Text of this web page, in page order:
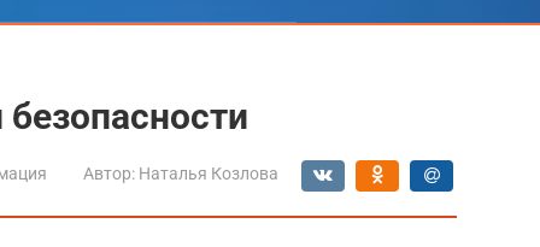
Автор: Наталья Козлова